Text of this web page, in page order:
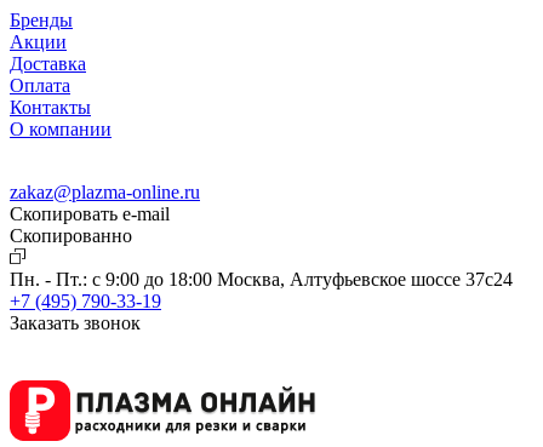
Бренды
Акции
Доставка
Оплата
Контакты
О компании
zakaz@plazma-online.ru
Скопировать e-mail
Cкопированно
Пн. - Пт.: с 9:00 до 18:00 Москва, Алтуфьевское шоссе 37с24
+7 (495) 790-33-19
Заказать звонок